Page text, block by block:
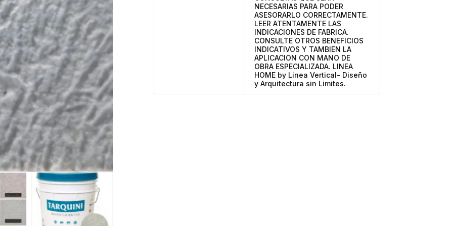
NECESARIAS PARA PODER
ASESORARLO CORRECTAMENTE.
LEER ATENTAMENTE LAS
INDICACIONES DE FABRICA.
CONSULTE OTROS BENEFICIOS
INDICATIVOS Y TAMBIEN LA
APLICACION CON MANO DE
OBRA ESPECIALIZADA. LINEA
HOME by Linea Vertical- Diseño
y Arquitectura sin Limites.